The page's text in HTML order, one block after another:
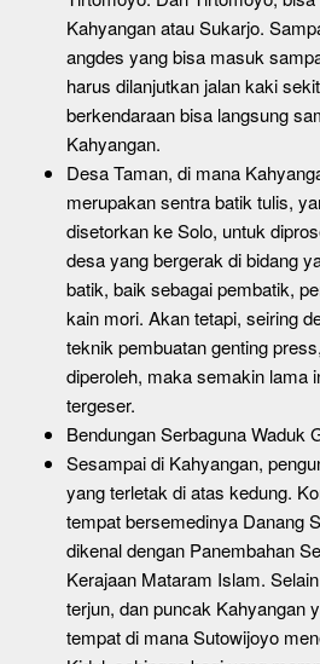
Kahyangan atau Sukarjo.
angdes yang bisa masuk
harus dilanjutkan jalan kaki
berkendaraan bisa langsung
Kahyangan.
Desa Taman, di mana
merupakan sentra batik tulis,
disetorkan ke Solo, untuk
desa yang bergerak di bidang
batik, baik sebagai pembatik,
kain mori. Akan tetapi, seiring
teknik pembuatan genting
diperoleh, maka semakin lama
tergeser.
Bendungan Serbaguna Waduk
Sesampai di Kahyangan,
yang terletak di atas kedung.
tempat bersemedinya Danang
dikenal dengan Panembahan
Kerajaan Mataram Islam.
terjun, dan puncak Kahyangan
tempat di mana Sutowijoyo